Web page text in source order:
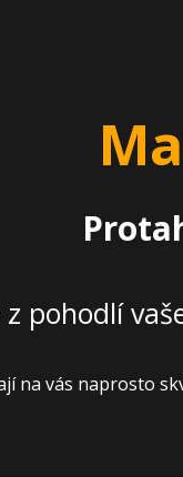
pohodlí
na vás naprosto